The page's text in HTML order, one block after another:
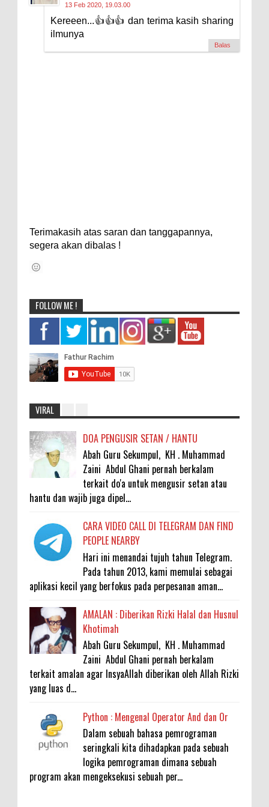
13 Feb 2020, 19.03.00
Kereeen...👍👍👍 dan terima kasih sharing
ilmunya
Balas
Terimakasih atas saran dan tanggapannya,
segera akan dibalas !
FOLLOW ME !
VIRAL
DOA PENGUSIR SETAN / HANTU
Abah Guru Sekumpul, KH . Muhammad
Zaini Abdul Ghani pernah berkalam
terkait do'a untuk mengusir setan atau
hantu dan wajib juga dipel...
CARA VIDEO CALL DI TELEGRAM DAN FIND
PEOPLE NEARBY
Hari ini menandai tujuh tahun Telegram.
Pada tahun 2013, kami memulai sebagai
aplikasi kecil yang berfokus pada perpesanan aman...
AMALAN : Diberikan Rizki Halal dan Husnul
Khotimah
Abah Guru Sekumpul, KH . Muhammad
Zaini Abdul Ghani pernah berkalam
terkait amalan agar InsyaAllah diberikan oleh Allah Rizki
yang luas d...
Python : Mengenal Operator And dan Or
Dalam sebuah bahasa pemrograman
seringkali kita dihadapkan pada sebuah
logika pemrograman dimana sebuah
program akan mengeksekusi sebuah per...